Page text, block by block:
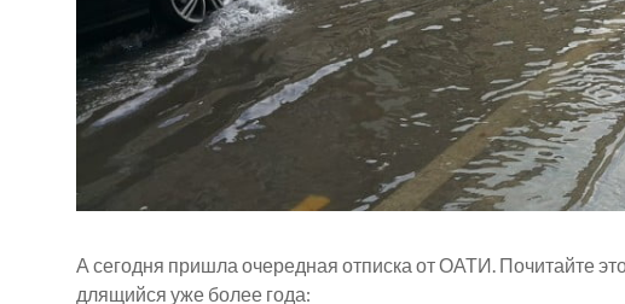
А сегодня пришла очередная отписка от ОАТИ. Почитайте
длящийся уже более года: